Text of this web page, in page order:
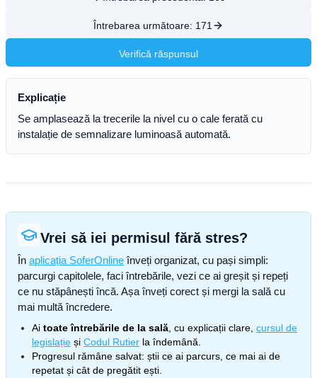
Întrebarea următoare: 171
Verifică răspunsul
Explicație
Se amplasează la trecerile la nivel cu o cale ferată cu
instalație de semnalizare luminoasă automată.
Vrei să iei permisul fără stres?
În aplicația SoferOnline înveți organizat, cu pași simpli:
parcurgi capitolele, faci întrebările, vezi ce ai greșit și repeți
ce nu stăpânești încă. Așa înveți corect și mergi la sală cu
mai multă încredere.
Ai toate întrebările de la sală , cu explicații clare, cursul de
legislație și Codul Rutier la îndemână.
Progresul rămâne salvat: știi ce ai parcurs, ce mai ai de
repetat și cât de pregătit ești.